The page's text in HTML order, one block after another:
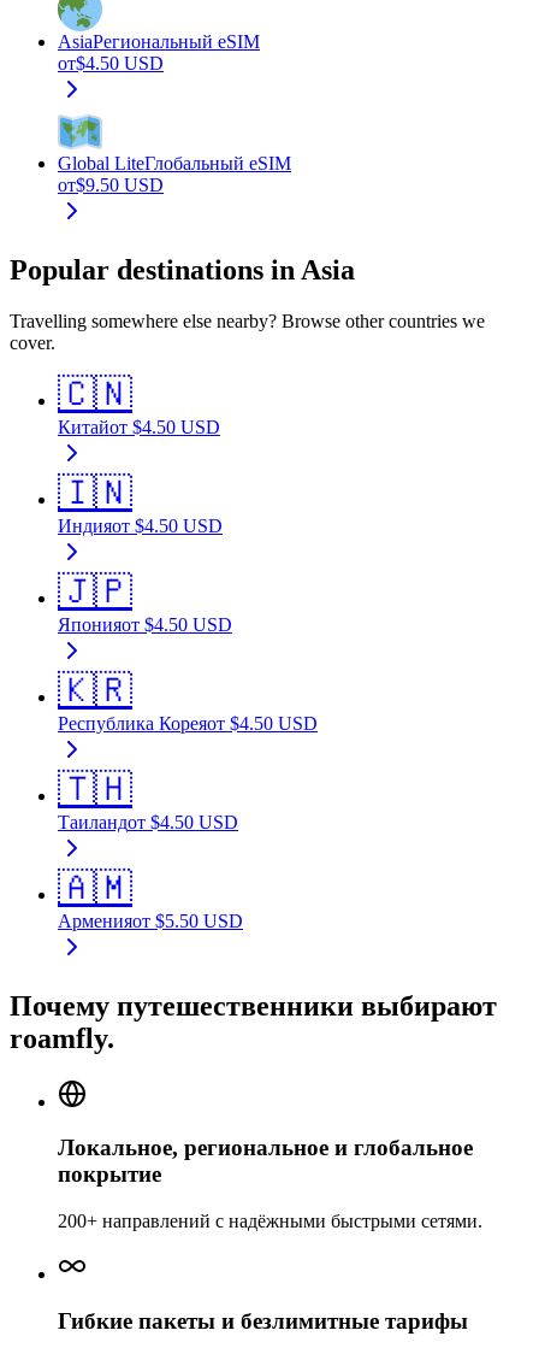
AsiaРегиональный eSIM
от$4.50 USD
Global LiteГлобальный eSIM
от$9.50 USD
Popular destinations in Asia
Travelling somewhere else nearby? Browse other countries we
cover.
🇨🇳
Китайот $4.50 USD
🇮🇳
Индияот $4.50 USD
🇯🇵
Японияот $4.50 USD
🇰🇷
Республика Кореяот $4.50 USD
🇹🇭
Таиландот $4.50 USD
🇦🇲
Арменияот $5.50 USD
Почему путешественники выбирают
roamfly.
Локальное, региональное и глобальное
покрытие
200+ направлений с надёжными быстрыми сетями.
Гибкие пакеты и безлимитные тарифы